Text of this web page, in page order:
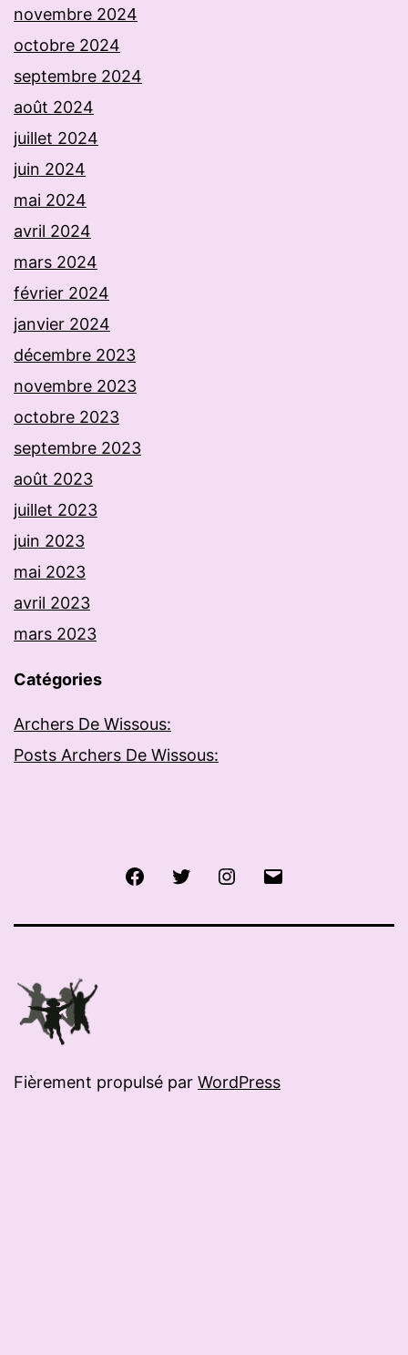
novembre 2024
octobre 2024
septembre 2024
août 2024
juillet 2024
juin 2024
mai 2024
avril 2024
mars 2024
février 2024
janvier 2024
décembre 2023
novembre 2023
octobre 2023
septembre 2023
août 2023
juillet 2023
juin 2023
mai 2023
avril 2023
mars 2023
Catégories
Archers De Wissous:
Posts Archers De Wissous:
FacebookTwitter Instagram
Fièrement propulsé par WordPress